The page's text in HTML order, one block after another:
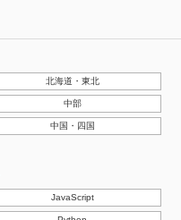
北海道・東北
中部
中国・四国
JavaScript